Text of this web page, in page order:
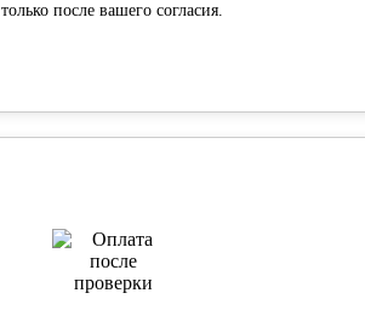
только после вашего согласия.